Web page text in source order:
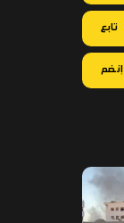
تابع
إنضم